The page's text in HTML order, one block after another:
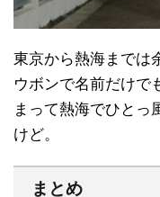
東京から熱海までは
ウボンで名前だけで
まって熱海でひとっ
けど。
まとめ